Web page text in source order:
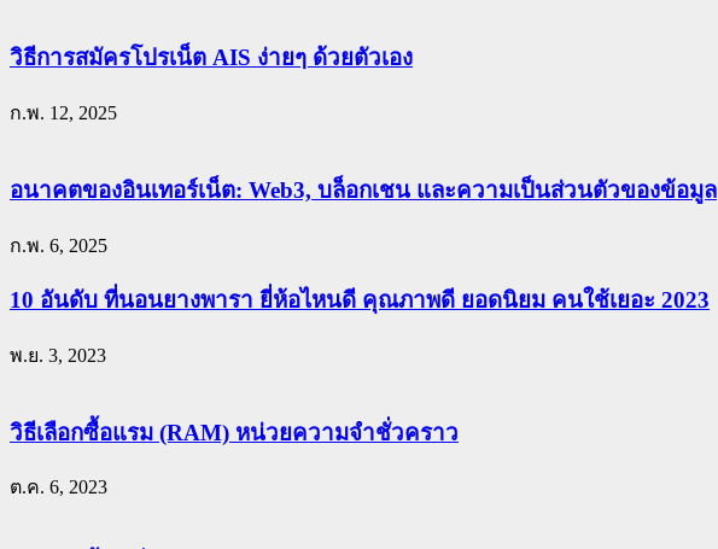
วิธีการสมัครโปรเน็ต AIS ง่ายๆ ด้วยตัวเอง
ก.พ. 12, 2025
อนาคตของอินเทอร์เน็ต: Web3, บล็อกเชน และความเป็นส่วนตัวของข้อมูล
ก.พ. 6, 2025
10 อันดับ ที่นอนยางพารา ยี่ห้อไหนดี คุณภาพดี ยอดนิยม คนใช้เยอะ 2023
พ.ย. 3, 2023
วิธีเลือกซื้อแรม (RAM) หน่วยความจำชั่วคราว
ต.ค. 6, 2023